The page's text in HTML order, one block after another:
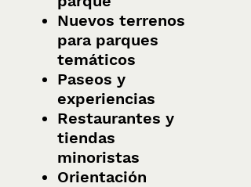
Nuevos terrenos
para parques
temáticos
Paseos y
experiencias
Restaurantes y
tiendas
minoristas
Orientación